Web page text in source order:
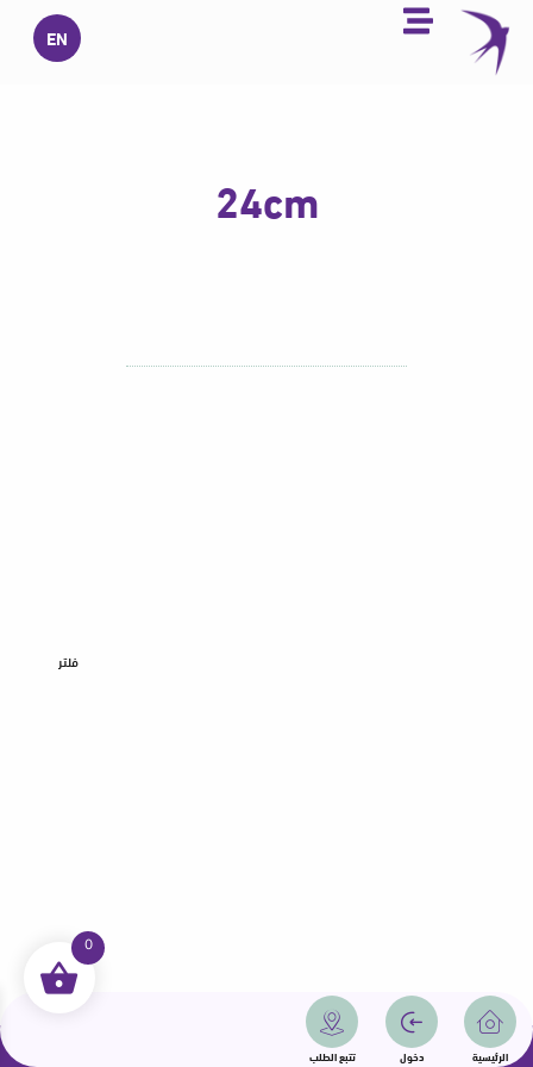
تخطي
المحتوى
EN
الرئيسية دخول تتبع الطلب
24cm
فلتر
جميع الحقوق محفوظة | سمامة 2025 | دولة قطر
0